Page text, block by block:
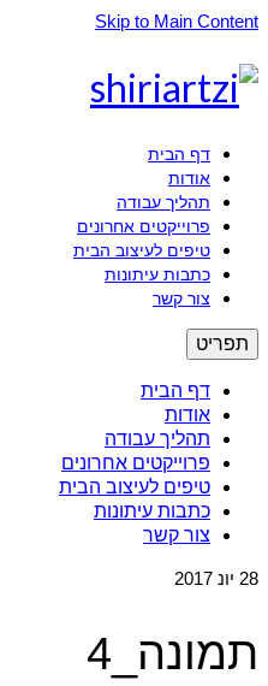
Skip to Main Content
דף הבית
אודות
תהליך עבודה
פרוייקטים אחרונים
טיפים לעיצוב הבית
כתבות עיתונות
צור קשר
תפריט
דף הבית
אודות
תהליך עבודה
פרוייקטים אחרונים
טיפים לעיצוב הבית
כתבות עיתונות
צור קשר
28 יונ 2017
תמונה_4